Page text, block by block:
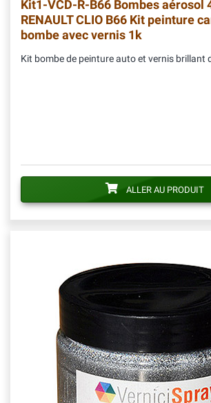
Kit1-VCD-R-B66 Bombes aérosol
RENAULT CLIO B66 Kit peinture
bombe avec vernis 1k
Kit bombe de peinture auto et vernis brillant
ALLER AU PRODUIT